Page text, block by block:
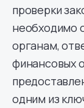
проверки
необходимо
органам,
финансовых
одним из